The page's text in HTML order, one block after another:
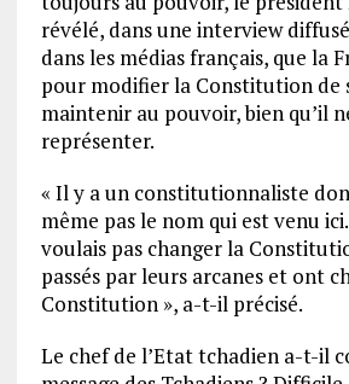
révélé, dans une interview
dans les médias français, que la
pour modifier la Constitution de
maintenir au pouvoir, bien qu’il
représenter.
« Il y a un constitutionnaliste
même pas le nom qui est venu
voulais pas changer la
passés par leurs arcanes et ont
Constitution », a-t-il précisé.
Le chef de l’Etat tchadien a-t-il